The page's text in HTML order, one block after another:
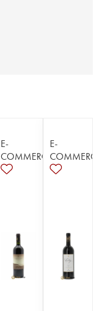
E-
COMMERCE
E-
COMMERCE